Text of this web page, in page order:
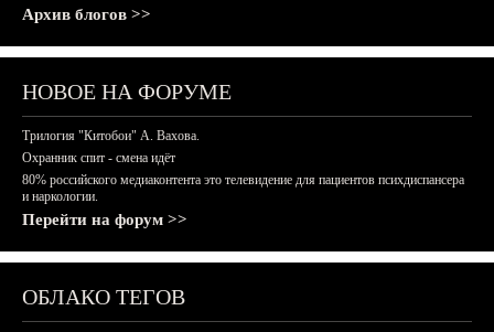
Архив блогов >>
НОВОЕ НА ФОРУМЕ
Трилогия "Китобои" А. Вахова.
Охранник спит - смена идёт
80% российского медиаконтента это телевидение для пациентов психдиспансера
и наркологии.
Перейти на форум >>
ОБЛАКО ТЕГОВ